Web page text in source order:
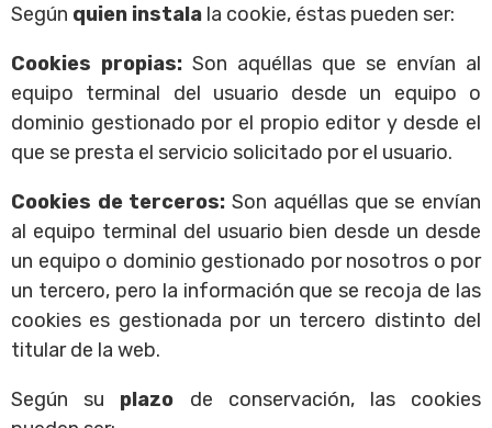
Según quien instala la cookie, éstas pueden ser:
Cookies propias: Son aquéllas que se envían al
equipo terminal del usuario desde un equipo o
dominio gestionado por el propio editor y desde el
que se presta el servicio solicitado por el usuario.
Cookies de terceros: Son aquéllas que se envían
al equipo terminal del usuario bien desde un desde
un equipo o dominio gestionado por nosotros o por
un tercero, pero la información que se recoja de las
cookies es gestionada por un tercero distinto del
titular de la web.
Según su plazo de conservación, las cookies